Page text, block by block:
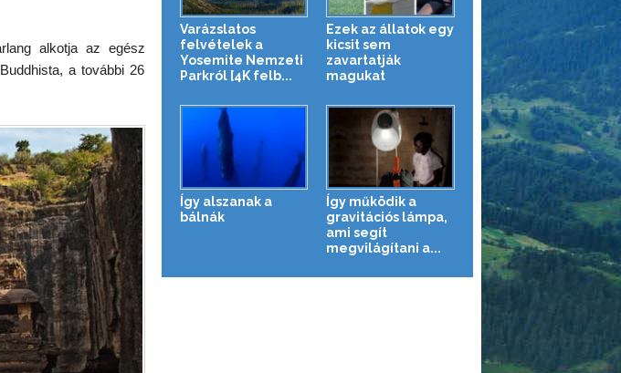
alkotja az egész
a további 26
Varázslatos
felvételek a
Yosemite Nemzeti
Parkról [4K felb...
Ezek az állatok egy
kicsit sem
zavartatják
magukat
Így alszanak a
bálnák
Így működik a
gravitációs lámpa,
ami segít
megvilágítani a...